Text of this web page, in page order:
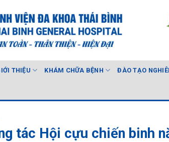
THIỆU KHÁM CHỮA BỆNH ĐÀO TẠO
tác Hội cựu chiến binh